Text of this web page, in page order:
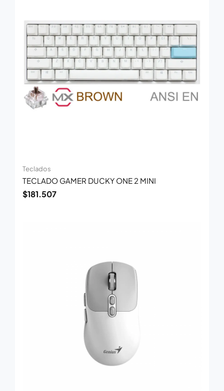
Teclados
TECLADO GAMER DUCKY ONE 2 MINI
$181.507